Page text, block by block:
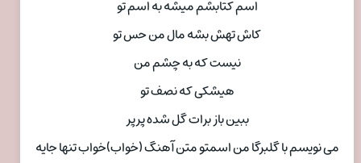
اسم کتابشم میشه به اسم تو
کاش تهش بشه مال من حس تو
نیست که به چشم من
هیشکی که نصف تو
ببین باز برات گل شده پرپر
می نویسم با گلبرگا من اسمتو متن آهنگ (خواب)خواب تنها جایه